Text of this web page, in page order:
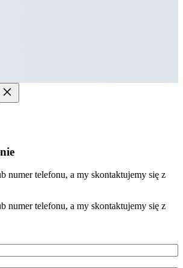
numer telefonu, a my skontaktujemy się z
numer telefonu, a my skontaktujemy się z